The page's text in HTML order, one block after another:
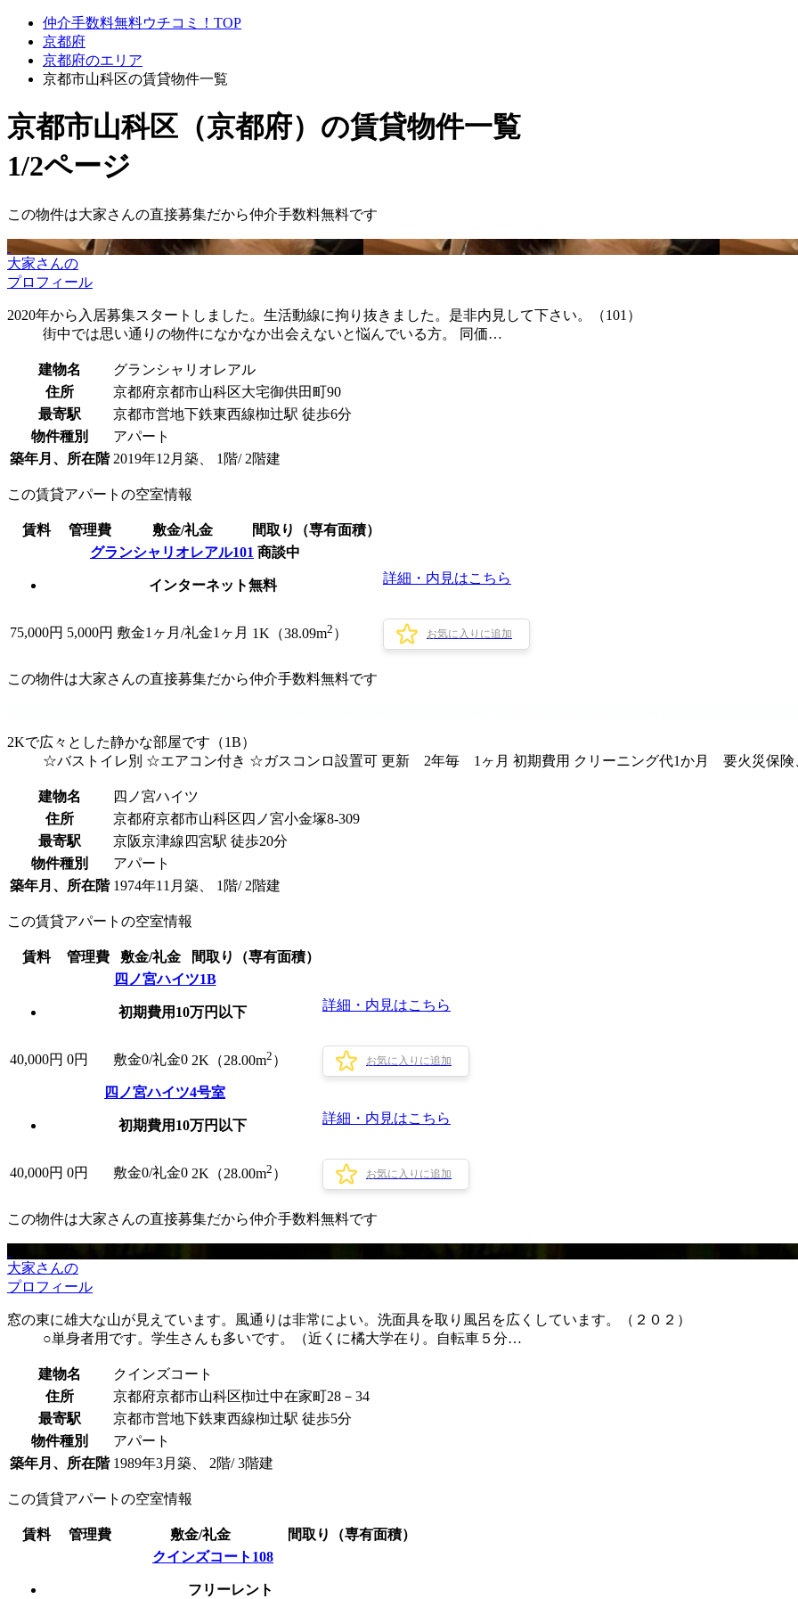
仲介手数料無料ウチコミ！TOP
京都府
京都府のエリア
京都市山科区の賃貸物件一覧
京都市山科区（京都府） の賃貸物件一覧
1/2ページ
この物件は大家さんの直接募集だから仲介手数料無料です
大家さんの
プロフィール
2020年から入居募集スタートしました。生活動線に拘り抜きました。是非内見して下さい。（101）
街中では思い通りの物件になかなか出会えないと悩んでいる方。 同価…
建物名
グランシャリオレアル
住所
京都府京都市山科区大宅御供田町90
最寄駅
京都市営地下鉄東西線椥辻駅 徒歩6分
物件種別
アパート
築年月、所在階 2019年12月築、 1階/ 2階建
この賃貸アパートの空室情報
賃料 管理費 敷金/礼金
間取り（専有面積）
グランシャリオレアル101 商談中
インターネット無料 詳細・内見はこちら
75,000円 5,000円 敷金1ヶ月/礼金1ヶ月 1K（38.09m2 ） お気に入りに追加
この物件は大家さんの直接募集だから仲介手数料無料です
2Kで広々とした静かな部屋です（1B）
☆バストイレ別 ☆エアコン付き ☆ガスコンロ設置可 更新 2年毎 1ヶ月 初期費用 クリーニング代1か月 要火災保険
建物名
四ノ宮ハイツ
住所
京都府京都市山科区四ノ宮小金塚8-309
最寄駅
京阪京津線四宮駅 徒歩20分
物件種別
アパート
築年月、所在階 1974年11月築、 1階/ 2階建
この賃貸アパートの空室情報
賃料 管理費 敷金/礼金
間取り（専有面積）
四ノ宮ハイツ1B
初期費用10万円以下 詳細・内見はこちら
40,000円 0円 敷金0/礼金0 2K（28.00m2 ） お気に入りに追加
四ノ宮ハイツ4号室
初期費用10万円以下 詳細・内見はこちら
40,000円 0円 敷金0/礼金0 2K（28.00m2 ） お気に入りに追加
この物件は大家さんの直接募集だから仲介手数料無料です
大家さんの
プロフィール
窓の東に雄大な山が見えています。風通りは非常によい。洗面具を取り風呂を広くしています。（２０２）
○単身者用です。学生さんも多いです。（近くに橘大学在り。自転車５分…
建物名
クインズコート
住所
京都府京都市山科区椥辻中在家町28－34
最寄駅
京都市営地下鉄東西線椥辻駅 徒歩5分
物件種別
アパート
築年月、所在階 1989年3月築、 2階/ 3階建
この賃貸アパートの空室情報
賃料 管理費 敷金/礼金
間取り（専有面積）
クインズコート108
フリーレント